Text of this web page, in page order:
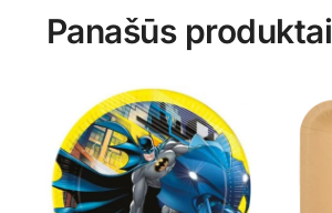
Panašūs produktai